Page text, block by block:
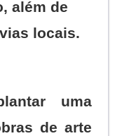
além de
locais.
uma
de arte